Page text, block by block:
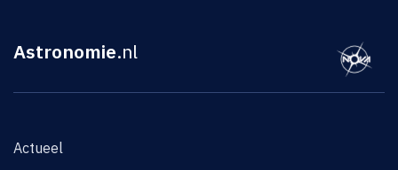
Astronomie.nl
Actueel